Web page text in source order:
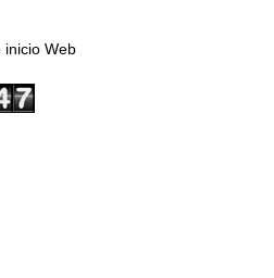
inicio Web